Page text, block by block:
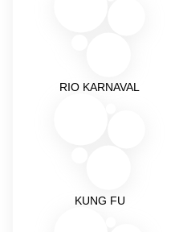
RIO KARNAVAL
KUNG FU